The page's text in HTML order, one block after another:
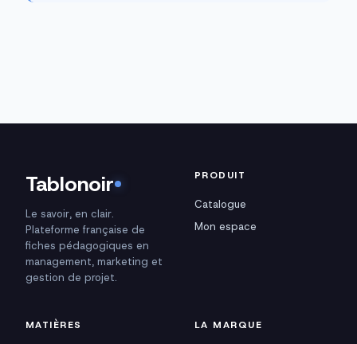
Tablonoir
Le savoir, en clair.
Plateforme française de
fiches pédagogiques en
management, marketing et
gestion de projet.
PRODUIT
Catalogue
Mon espace
MATIÈRES LA MARQUE